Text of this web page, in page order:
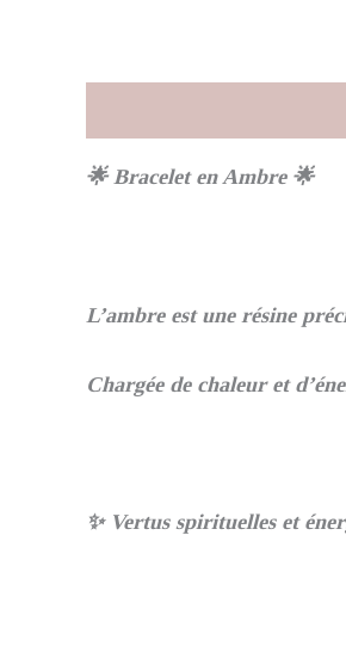
🌟 Bracelet en Ambre 🌟
L’ambre est une résine
Chargée de chaleur et
✨ Vertus spirituelles et